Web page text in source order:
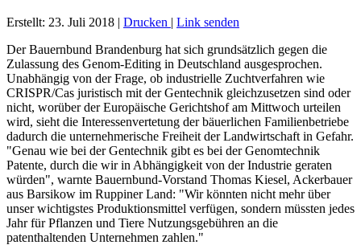
Erstellt: 23. Juli 2018 | Drucken | Link senden
Der Bauernbund Brandenburg hat sich grundsätzlich gegen die
Zulassung des Genom-Editing in Deutschland ausgesprochen.
Unabhängig von der Frage, ob industrielle Zuchtverfahren wie
CRISPR/Cas juristisch mit der Gentechnik gleichzusetzen sind oder
nicht, worüber der Europäische Gerichtshof am Mittwoch urteilen
wird, sieht die Interessenvertetung der bäuerlichen Familienbetriebe
dadurch die unternehmerische Freiheit der Landwirtschaft in Gefahr.
"Genau wie bei der Gentechnik gibt es bei der Genomtechnik
Patente, durch die wir in Abhängigkeit von der Industrie geraten
würden", warnte Bauernbund-Vorstand Thomas Kiesel, Ackerbauer
aus Barsikow im Ruppiner Land: "Wir könnten nicht mehr über
unser wichtigstes Produktionsmittel verfügen, sondern müssten jedes
Jahr für Pflanzen und Tiere Nutzungsgebühren an die
patenthaltenden Unternehmen zahlen."